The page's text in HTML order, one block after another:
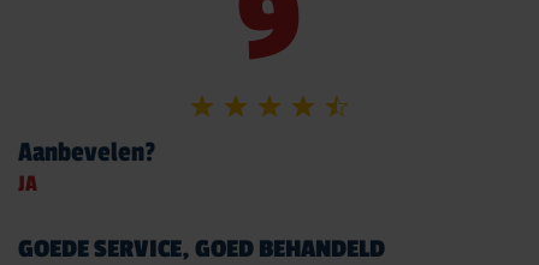
Aanbevelen?
JA
GOEDE SERVICE, GOED BEHANDELD